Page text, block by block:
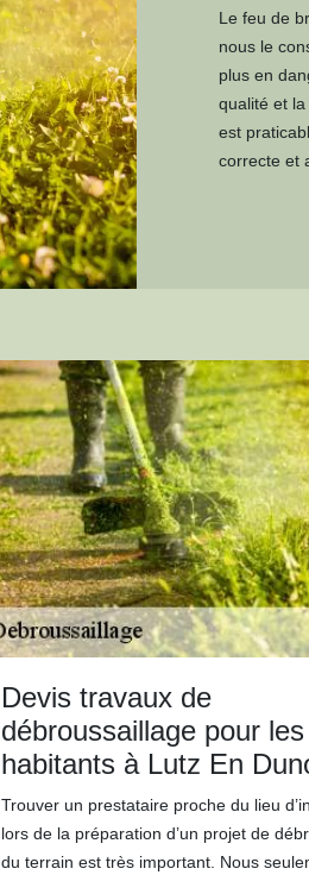
Le feu de
nous le
plus en
qualité et
est
correcte et
Devis travaux de
débroussaillage pour les
habitants à Lutz En
Trouver un prestataire proche du lieu
lors de la préparation d’un projet de
du terrain est très important. Nous